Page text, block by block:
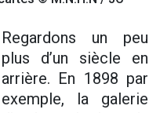
Regardons un peu
plus d’un siècle en
arrière. En 1898 par
exemple, la galerie